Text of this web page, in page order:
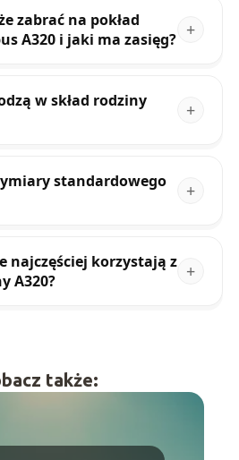
zabrać na pokład
A320 i jaki ma zasięg?
w skład rodziny
standardowego
najczęściej korzystają z
A320?
także: